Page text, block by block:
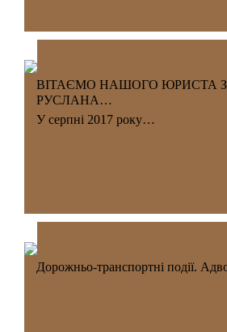
ВІТАЄМО НАШОГО ЮРИСТА
РУСЛАНА…
У серпні 2017 року…
Дорожньо-транспортні події.